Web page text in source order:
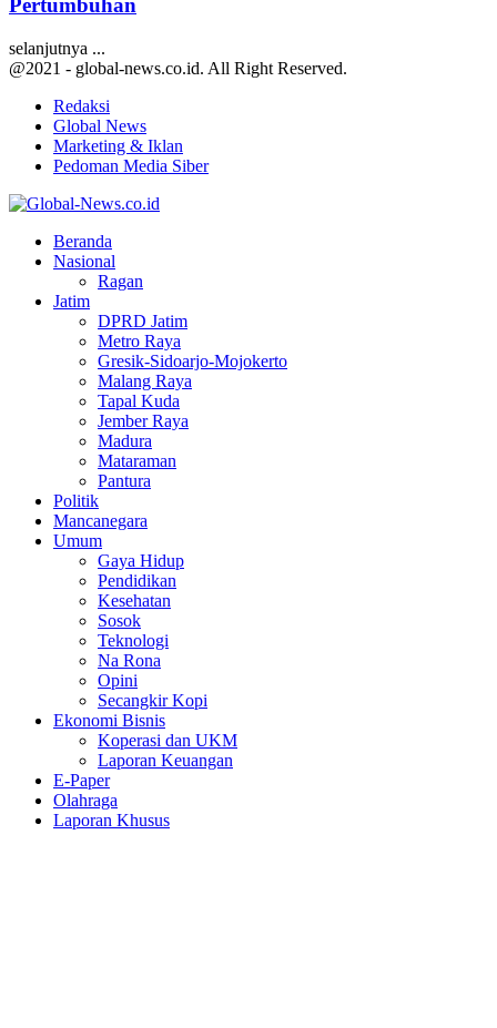
Pertumbuhan
selanjutnya ...
@2021 - global-news.co.id. All Right Reserved.
Redaksi
Global News
Marketing & Iklan
Pedoman Media Siber
Beranda
Nasional
Ragan
Jatim
DPRD Jatim
Metro Raya
Gresik-Sidoarjo-Mojokerto
Malang Raya
Tapal Kuda
Jember Raya
Madura
Mataraman
Pantura
Politik
Mancanegara
Umum
Gaya Hidup
Pendidikan
Kesehatan
Sosok
Teknologi
Na Rona
Opini
Secangkir Kopi
Ekonomi Bisnis
Koperasi dan UKM
Laporan Keuangan
E-Paper
Olahraga
Laporan Khusus